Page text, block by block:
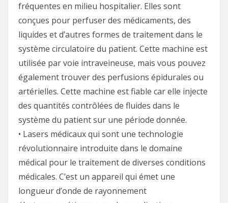
fréquentes en milieu hospitalier. Elles sont
conçues pour perfuser des médicaments, des
liquides et d’autres formes de traitement dans le
système circulatoire du patient. Cette machine est
utilisée par voie intraveineuse, mais vous pouvez
également trouver des perfusions épidurales ou
artérielles. Cette machine est fiable car elle injecte
des quantités contrôlées de fluides dans le
système du patient sur une période donnée.
• Lasers médicaux qui sont une technologie
révolutionnaire introduite dans le domaine
médical pour le traitement de diverses conditions
médicales. C’est un appareil qui émet une
longueur d’onde de rayonnement